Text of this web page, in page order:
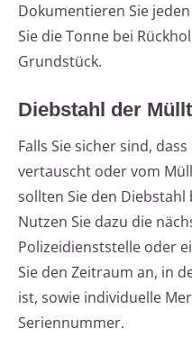
Dokumentieren Sie
Sie die Tonne bei
Grundstück.
Diebstahl der
Falls Sie sicher sind,
vertauscht oder vom
sollten Sie den Diebstahl
Nutzen Sie dazu die
Polizeidienststelle oder
Sie den Zeitraum an, in
ist, sowie individuelle
Seriennummer.